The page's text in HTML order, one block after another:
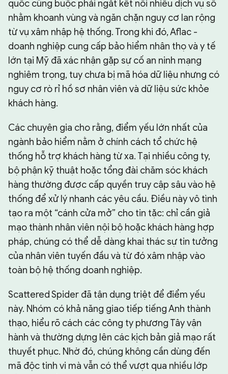
quốc cũng buộc phải ngắt kết nối nhiều dịch vụ số
nhằm khoanh vùng và ngăn chặn nguy cơ lan rộng
từ vụ xâm nhập hệ thống. Trong khi đó, Aflac -
doanh nghiệp cung cấp bảo hiểm nhân thọ và y tế
lớn tại Mỹ đã xác nhận gặp sự cố an ninh mạng
nghiêm trọng, tuy chưa bị mã hóa dữ liệu nhưng có
nguy cơ rò rỉ hồ sơ nhân viên và dữ liệu sức khỏe
khách hàng.
Các chuyên gia cho rằng, điểm yếu lớn nhất của
ngành bảo hiểm nằm ở chính cách tổ chức hệ
thống hỗ trợ khách hàng từ xa. Tại nhiều công ty,
bộ phận kỹ thuật hoặc tổng đài chăm sóc khách
hàng thường được cấp quyền truy cập sâu vào hệ
thống để xử lý nhanh các yêu cầu. Điều này vô tình
tạo ra một “cánh cửa mở” cho tin tặc: chỉ cần giả
mạo thành nhân viên nội bộ hoặc khách hàng hợp
pháp, chúng có thể dễ dàng khai thác sự tin tưởng
của nhân viên tuyến đầu và từ đó xâm nhập vào
toàn bộ hệ thống doanh nghiệp.
Scattered Spider đã tận dụng triệt để điểm yếu
này. Nhóm có khả năng giao tiếp tiếng Anh thành
thạo, hiểu rõ cách các công ty phương Tây vận
hành và thường dựng lên các kịch bản giả mạo rất
thuyết phục. Nhờ đó, chúng không cần dùng đến
mã độc tinh vi mà vẫn có thể vượt qua nhiều lớp